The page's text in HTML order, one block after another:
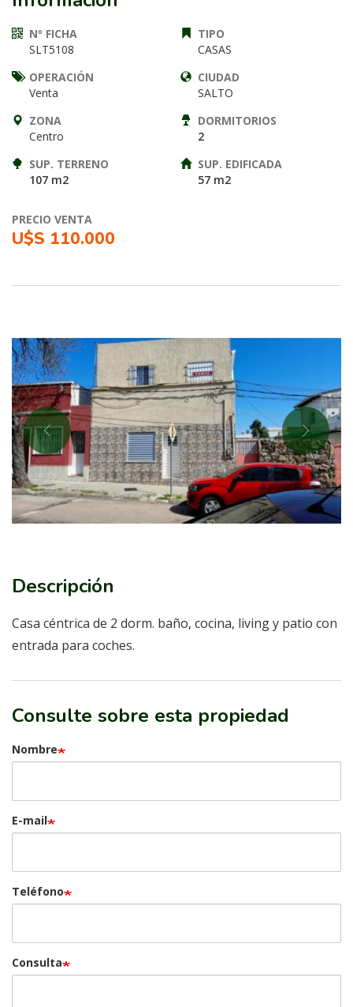
Nº FICHA
SLT5108
TIPO
CASAS
OPERACIÓN
Venta
CIUDAD
SALTO
ZONA
Centro
DORMITORIOS
2
SUP. TERRENO
107 m2
SUP. EDIFICADA
57 m2
PRECIO VENTA
U$S 110.000
Descripción
Casa céntrica de 2 dorm. baño, cocina, living y patio con
entrada para coches.
Consulte sobre esta propiedad
Nombre
E-mail
Teléfono
Consulta